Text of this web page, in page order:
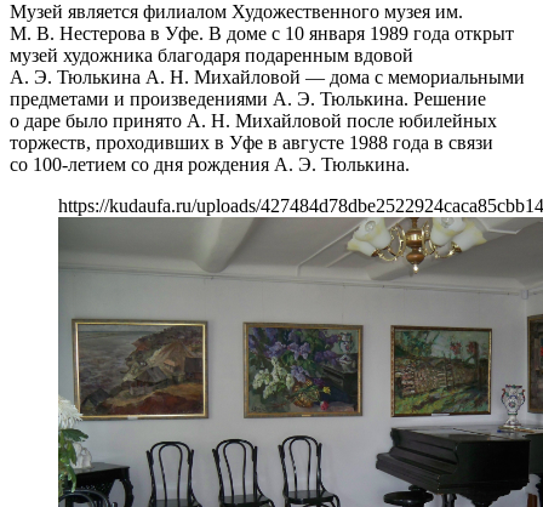
Музей является филиалом Художественного музея им.
М. В. Нестерова в Уфе. В доме с 10 января 1989 года открыт
музей художника благодаря подаренным вдовой
А. Э. Тюлькина А. Н. Михайловой — дома с мемориальными
предметами и произведениями А. Э. Тюлькина. Решение
о даре было принято А. Н. Михайловой после юбилейных
торжеств, проходивших в Уфе в августе 1988 года в связи
со 100-летием со дня рождения А. Э. Тюлькина.
https://kudaufa.ru/uploads/